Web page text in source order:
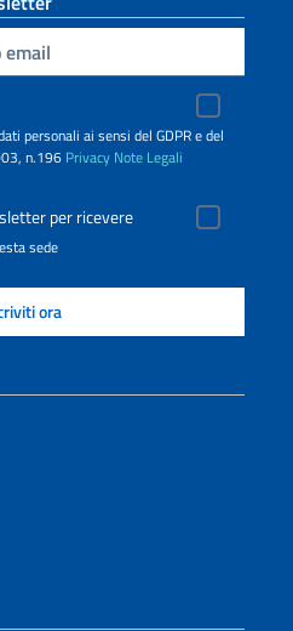
personali ai sensi del GDPR e del
n.196 Privacy Note Legali
per ricevere
sede